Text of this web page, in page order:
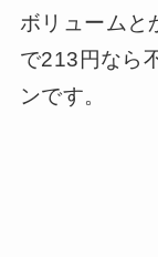
ボリュームと
で213円なら
ンです。